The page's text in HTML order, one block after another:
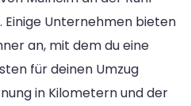
Einige Unternehmen bieten
an, mit dem du eine
für deinen Umzug
in Kilometern und der